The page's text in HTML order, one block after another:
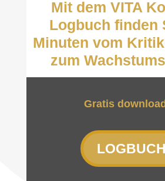
Mit dem VITA
Logbuch finden
Minuten vom
zum
Gratis
LOGBUCH